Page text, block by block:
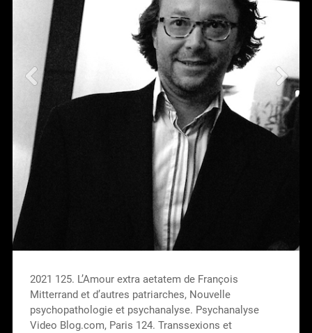
2021 125. L’Amour extra aetatem de François
Mitterrand et d’autres patriarches, Nouvelle
psychopathologie et psychanalyse. Psychanalyse
Video Blog.com, Paris 124. Transsexions et